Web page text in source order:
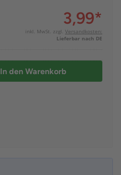
3,99*
inkl. MwSt. zzgl. Versandkosten:
Lieferbar nach DE
In den Warenkorb